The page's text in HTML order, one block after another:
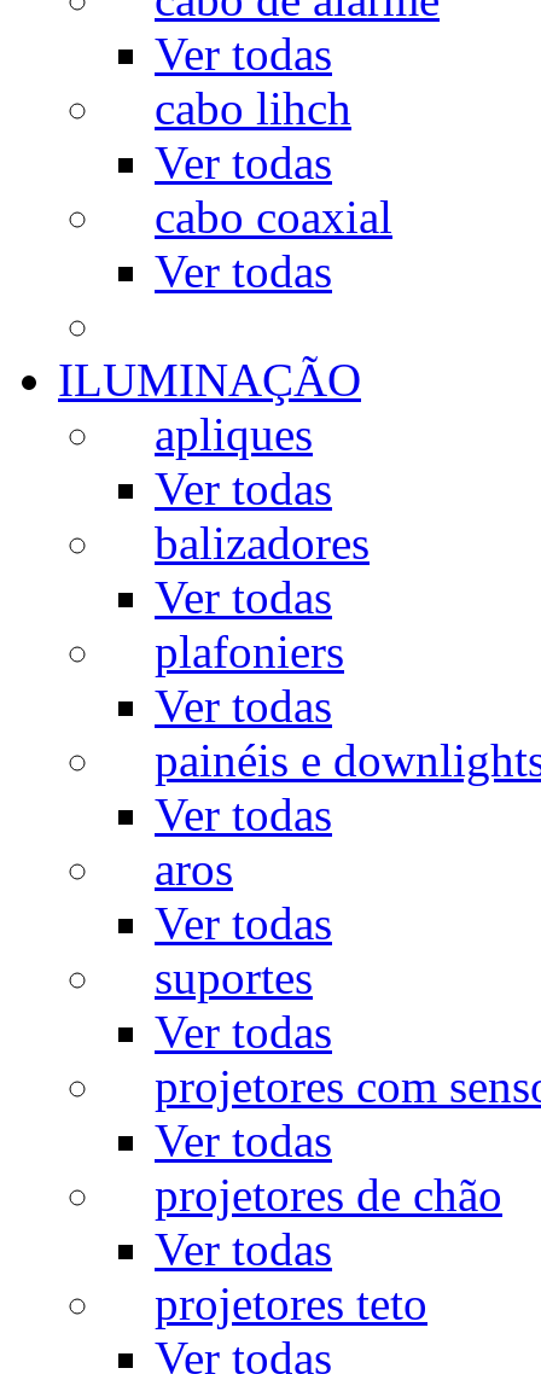
Ver todas
cabo lihch
Ver todas
cabo coaxial
Ver todas
ILUMINAÇÃO
apliques
Ver todas
balizadores
Ver todas
plafoniers
Ver todas
painéis e
Ver todas
aros
Ver todas
suportes
Ver todas
projetores com
Ver todas
projetores de chão
Ver todas
projetores teto
Ver todas